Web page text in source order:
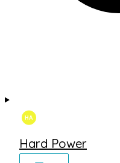
Hard Power